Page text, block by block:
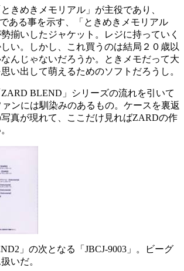
きめきメモリアル」が主役であり、
ある事を示す、「ときめきメモリアル
揃いしたジャケット。レジに持っていく
い。しかし、これ買うのは結局２０歳以
なんじゃないだろうか。ときメモだって大
い出して萌えるためのソフトだろうし。
BLEND」シリーズの流れを引いて
ンには馴染みのあるもの。ケースを裏返
真が現れて、ここだけ見ればZARDの作
」の次となる「JBCJ-9003」。ビーグ
いだ。